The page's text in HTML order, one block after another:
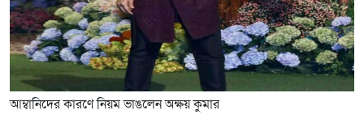
আম্বানিদের কারণে নিয়ম ভাঙলেন অক্ষয় কুমার